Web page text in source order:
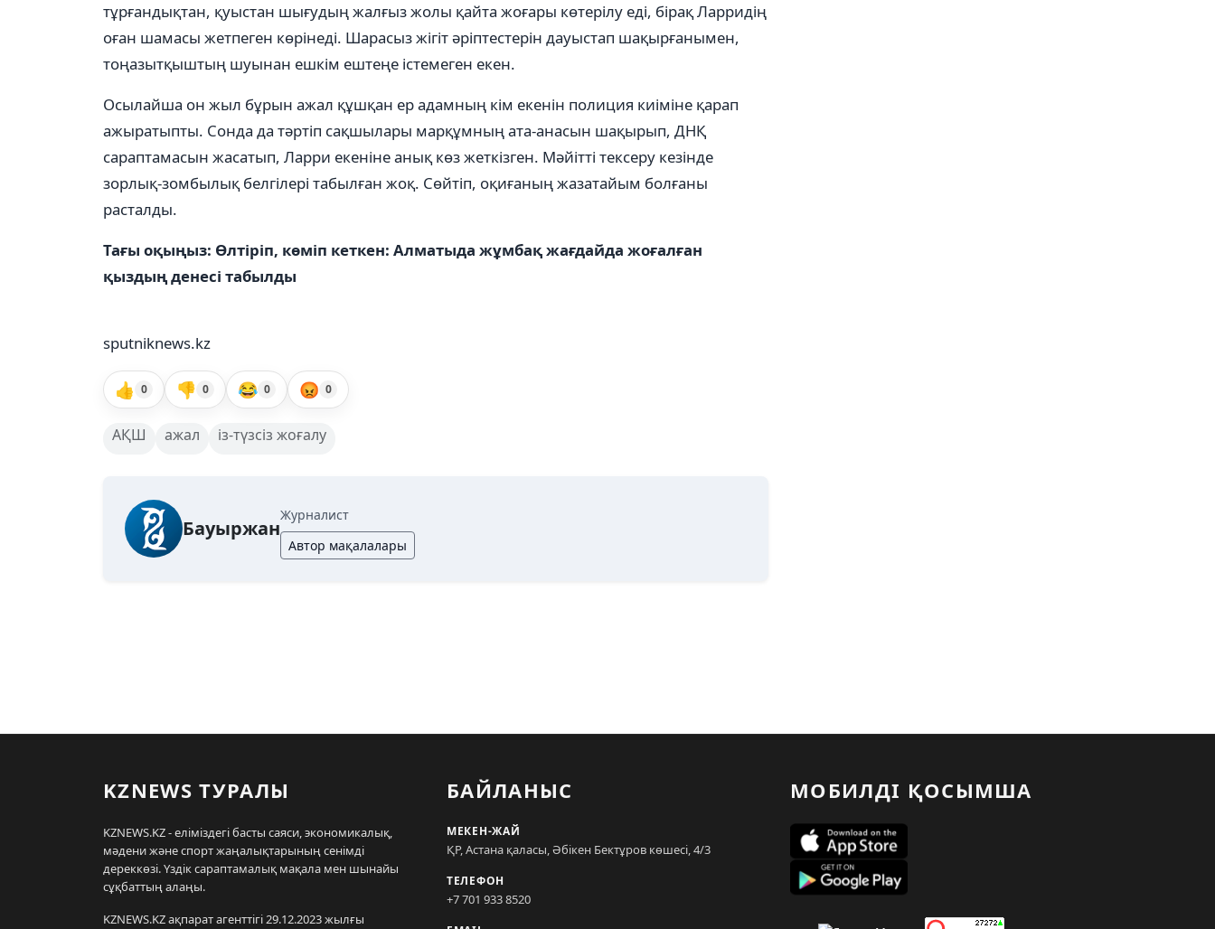
тұрғандықтан, қуыстан шығудың жалғыз жолы қайта жоғары көтерілу еді, бірақ Ларридің
оған шамасы жетпеген көрінеді. Шарасыз жігіт әріптестерін дауыстап шақырғанымен,
тоңазытқыштың шуынан ешкім ештеңе істемеген екен.
Осылайша он жыл бұрын ажал құшқан ер адамның кім екенін полиция киіміне қарап
ажыратыпты. Сонда да тәртіп сақшылары марқұмның ата-анасын шақырып, ДНҚ
сараптамасын жасатып, Ларри екеніне анық көз жеткізген. Мәйітті тексеру кезінде
зорлық-зомбылық белгілері табылған жоқ. Сөйтіп, оқиғаның жазатайым болғаны
расталды.
Тағы оқыңыз: Өлтіріп, көміп кеткен: Алматыда жұмбақ жағдайда жоғалған
қыздың денесі табылды
sputniknews.kz
👍 0 👎 0 😂 0 😡 0
АҚШ ажал із-түзсіз жоғалу
Бауыржан
Журналист
Автор мақалалары
KZNEWS ТУРАЛЫ
KZNEWS.KZ - еліміздегі басты саяси, экономикалық,
мәдени және спорт жаңалықтарының сенімді
дереккөзі. Үздік сараптамалық мақала мен шынайы
сұқбаттың алаңы.
KZNEWS.KZ ақпарат агенттігі 29.12.2023 жылғы
БАЙЛАНЫС
МЕКЕН-ЖАЙ
ҚР, Астана қаласы, Әбікен Бектұров көшесі, 4/3
ТЕЛЕФОН
+7 701 933 8520
МОБИЛДІ ҚОСЫМША